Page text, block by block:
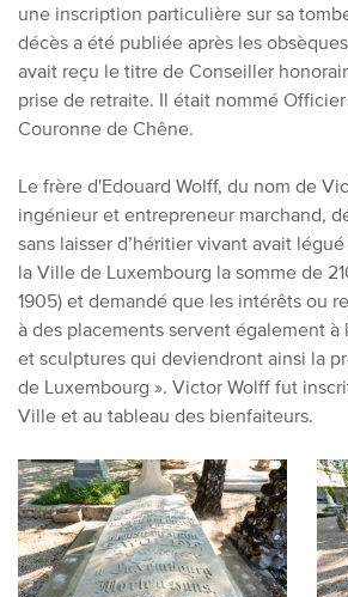
une inscription particulière sur sa
décès a été publiée après les
avait reçu le titre de Conseiller
prise de retraite. Il était nommé
Couronne de Chêne.
Le frère d'Edouard Wolff, du nom de
ingénieur et entrepreneur marchand,
sans laisser d’héritier vivant avait
la Ville de Luxembourg la somme de
1905) et demandé que les intérêts ou
à des placements servent également à
et sculptures qui deviendront ainsi la
de Luxembourg ». Victor Wolff fut
Ville et au tableau des bienfaiteurs.